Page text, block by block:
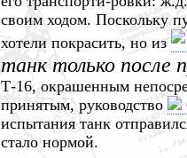
своим ходом. Поскольку
хотели покрасить, но из
танк только после
Т-16, окрашенным
принятым, руководство
испытания танк
стало нормой.